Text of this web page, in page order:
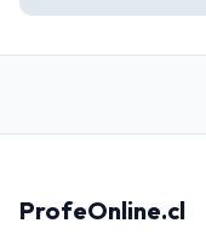
ProfeOnline.cl